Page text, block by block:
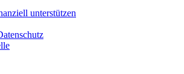
unterstützen